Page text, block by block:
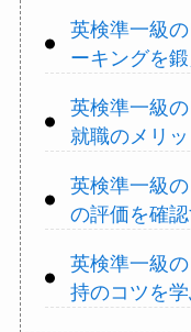
英検準一級
ーキングを
英検準一級
就職のメリ
英検準一級
の評価を確
英検準一級
持のコツを